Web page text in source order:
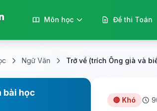
Môn học Đề thi Toán
Ngữ Văn Trở về (trích Ông già và
🔴 Khó
bài học